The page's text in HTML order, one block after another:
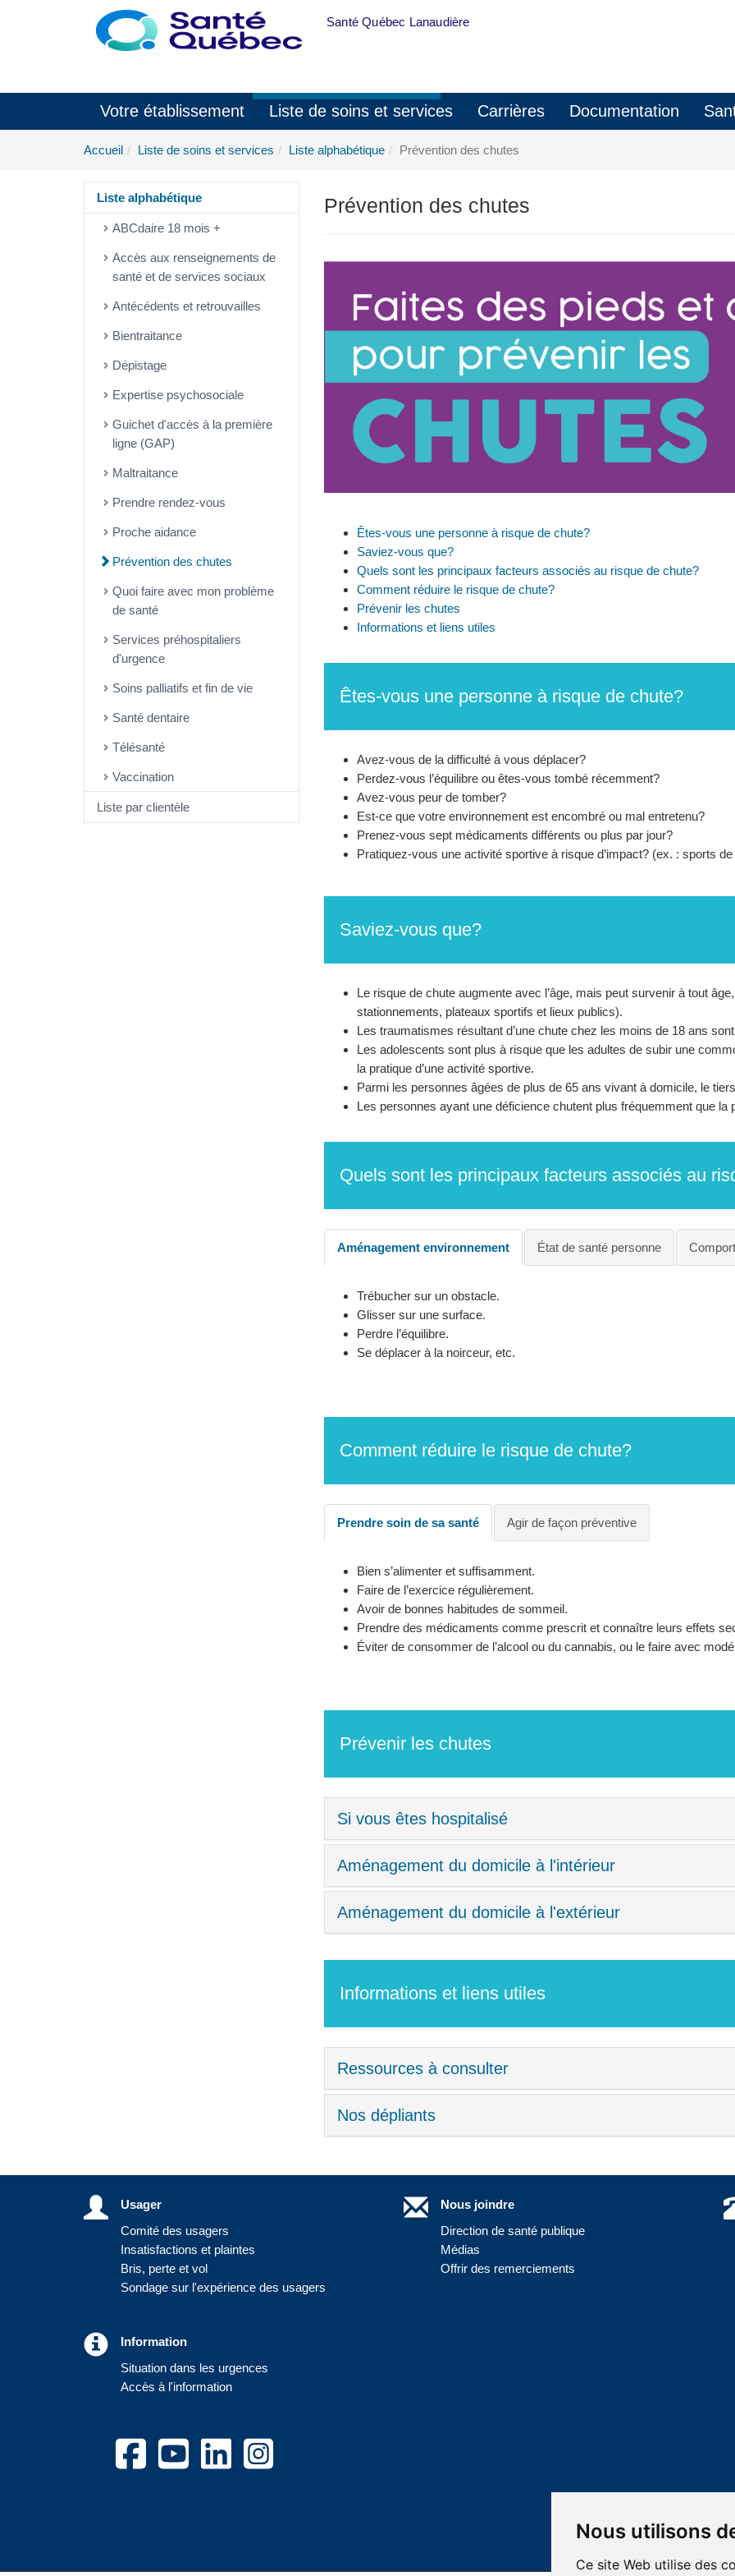
Nous utilisons
Ce site Web utilise des
Aller au menu principal
Santé Québec Lanaudière
Votre établissement Liste de soins et services Carrières Documentation
Accueil Liste de soins et services Liste alphabétique Prévention des chutes
Liste alphabétique
ABCdaire 18 mois +
Accès aux renseignements de
santé et de services sociaux
Antécédents et retrouvailles
Bientraitance
Dépistage
Expertise psychosociale
Guichet d'accès à la première
ligne (GAP)
Maltraitance
Prendre rendez-vous
Proche aidance
Prévention des chutes
Quoi faire avec mon problème
de santé
Services préhospitaliers
d'urgence
Soins palliatifs et fin de vie
Santé dentaire
Télésanté
Vaccination
Liste par clientèle
Prévention des chutes
Êtes-vous une personne à risque de chute?
Saviez-vous que?
Quels sont les principaux facteurs associés au risque de chute?
Comment réduire le risque de chute?
Prévenir les chutes
Informations et liens utiles
Êtes-vous une personne à risque de chute?
Avez-vous de la difficulté à vous déplacer?
Perdez-vous l’équilibre ou êtes-vous tombé récemment?
Avez-vous peur de tomber?
Est-ce que votre environnement est encombré ou mal entretenu?
Prenez-vous sept médicaments différents ou plus par jour?
Pratiquez-vous une activité sportive à risque d’impact? (ex. : sports
Saviez-vous que?
Le risque de chute augmente avec l’âge, mais peut survenir à tout
stationnements, plateaux sportifs et lieux publics).
Les traumatismes résultant d’une chute chez les moins de 18 ans
Les adolescents sont plus à risque que les adultes de subir une
la pratique d’une activité sportive.
Parmi les personnes âgées de plus de 65 ans vivant à domicile, le
Les personnes ayant une déficience chutent plus fréquemment que la
Quels sont les principaux facteurs associés au
Aménagement environnement État de santé personne
Trébucher sur un obstacle.
Glisser sur une surface.
Perdre l’équilibre.
Se déplacer à la noirceur, etc.
Comment réduire le risque de chute?
Prendre soin de sa santé Agir de façon préventive
Bien s’alimenter et suffisamment.
Faire de l’exercice régulièrement.
Avoir de bonnes habitudes de sommeil.
Prendre des médicaments comme prescrit et connaître leurs effets
Éviter de consommer de l’alcool ou du cannabis, ou le faire avec
Prévenir les chutes
Si vous êtes hospitalisé
Aménagement du domicile à l'intérieur
Aménagement du domicile à l'extérieur
Informations et liens utiles
Ressources à consulter
Nos dépliants
Usager
Comité des usagers
Insatisfactions et plaintes
Bris, perte et vol
Sondage sur l'expérience des usagers
Information
Situation dans les urgences
Accès à l'information
Nous joindre
Direction de santé publique
Médias
Offrir des remerciements